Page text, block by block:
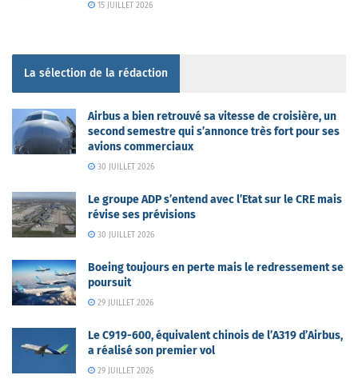
15 JUILLET 2026
La sélection de la rédaction
Airbus a bien retrouvé sa vitesse de croisière, un
second semestre qui s’annonce très fort pour ses
avions commerciaux
30 JUILLET 2026
Le groupe ADP s’entend avec l’Etat sur le CRE mais
révise ses prévisions
30 JUILLET 2026
Boeing toujours en perte mais le redressement se
poursuit
29 JUILLET 2026
Le C919-600, équivalent chinois de l’A319 d’Airbus,
a réalisé son premier vol
29 JUILLET 2026